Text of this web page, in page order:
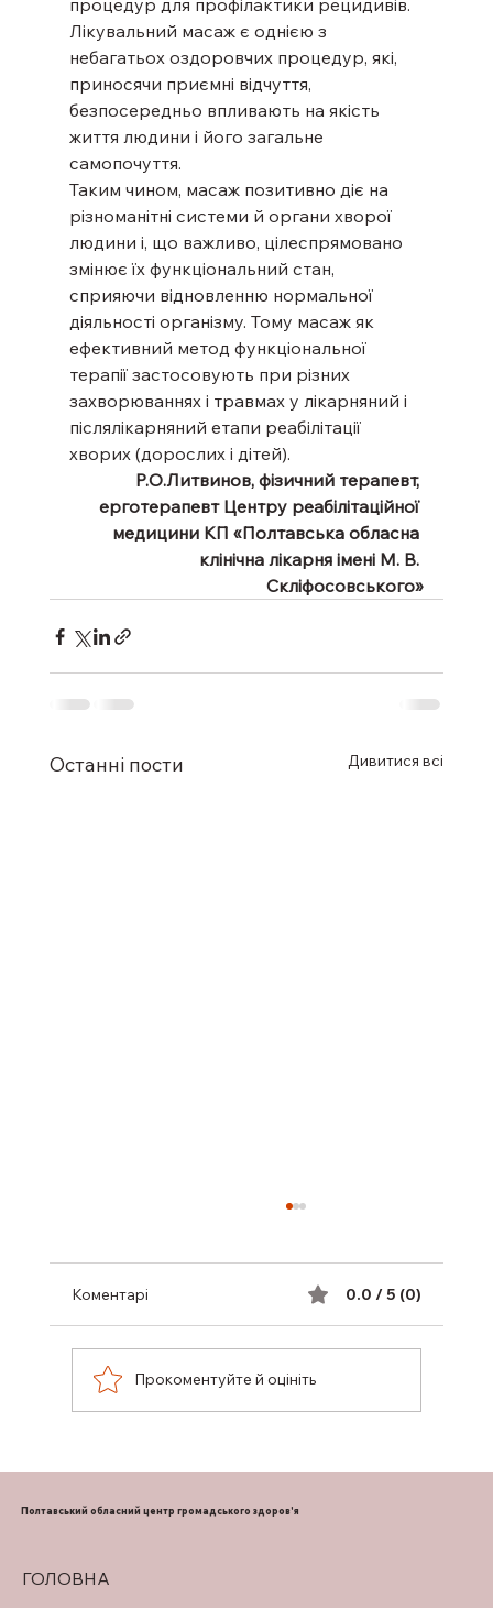
процедур для профілактики рецидивів.
Лікувальний масаж є однією з
небагатьох оздоровчих процедур, які,
приносячи приємні відчуття,
безпосередньо впливають на якість
життя людини і його загальне
самопочуття.
Таким чином, масаж позитивно діє на
різноманітні системи й органи хворої
людини і, що важливо, цілеспрямовано
змінює їх функціональний стан,
сприяючи відновленню нормальної
діяльності організму. Тому масаж як
ефективний метод функціональної
терапії застосовують при різних
захворюваннях і травмах у лікарняний і
післялікарняний етапи реабілітації
хворих (дорослих і дітей).
Р.О.Литвинов, фізичний терапевт,
ерготерапевт Центру реабілітаційної
медицини КП «Полтавська обласна
клінічна лікарня імені М. В.
Скліфосовського»
Останні пости Дивитися всі
ТА НАДАТИ ПЕРШУ ДОПОМОГУ
Коментарі 0.0 / 5 (0)
Прокоментуйте й оцініть
ГОЛОВНА
Полтавський обласний центр громадського здоров'я